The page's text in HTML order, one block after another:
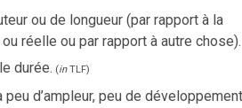
ou de longueur (par rapport à la
réelle ou par rapport à autre chose).
durée. (inTLF)
peu d’ampleur, peu de